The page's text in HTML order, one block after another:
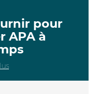
pour
APA à